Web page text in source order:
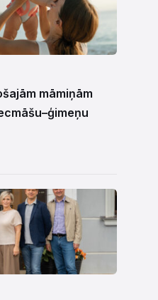
māmiņām